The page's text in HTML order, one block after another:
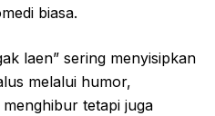
biasa.
laen” sering menyisipkan
melalui humor,
tetapi juga